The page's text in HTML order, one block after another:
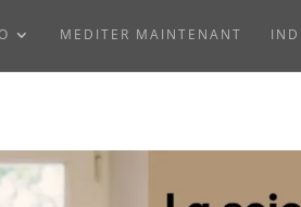
MEDITER MAINTENANT